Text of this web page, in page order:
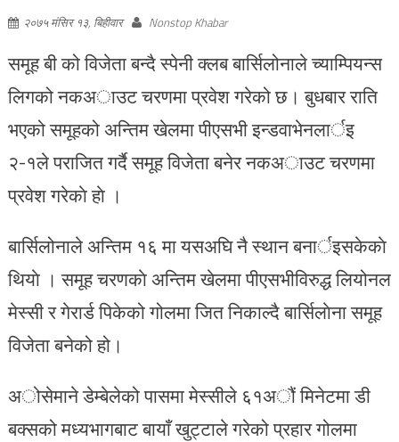
२०७५ मंसिर १३, बिहीवार Nonstop Khabar
समूह बी को विजेता बन्दै स्पेनी क्लब बार्सिलोनाले च्याम्पियन्स
लिगको नकअाउट चरणमा प्रवेश गरेको छ। बुधबार राति
भएको समूहको अन्तिम खेलमा पीएसभी इन्डवाभेनलार्इ
२-१ले पराजित गर्दै समूह विजेता बनेर नकअाउट चरणमा
प्रवेश गरेकाे हाे ।
बार्सिलोनाले अन्तिम १६ मा यसअघि नै स्थान बनार्इसकेकाे
थियाे । समूह चरणकाे अन्तिम खेलमा पीएसभीविरुद्ध लियोनल
मेस्सी र गेरार्ड पिकेको गोलमा जित निकाल्दै बार्सिलाेना समूह
विजेता बनेको हो।
अोसेमाने डेम्बेलेको पासमा मेस्सीले ६१अौं मिनेटमा डी
बक्सको मध्यभागबाट बायाँ खुट्टाले गरेको प्रहार गोलमा